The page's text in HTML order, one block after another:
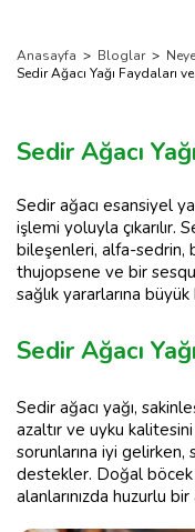
Anasayfa > Bloglar >
Sedir Ağacı Yağı Faydaları
Sedir Ağacı Yağı
Sedir ağacı esansiyel
işlemi yoluyla çıkarılır.
bileşenleri, alfa-sedrin,
thujopsene ve bir
sağlık yararlarına
Sedir Ağacı
Sedir ağacı yağı,
azaltır ve uyku
sorunlarına iyi gelirken,
destekler. Doğal böcek
alanlarınızda huzurlu